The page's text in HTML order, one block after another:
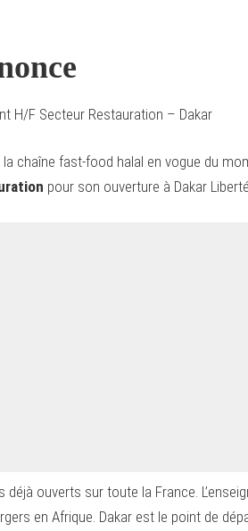
H/F Secteur Restauration – Dakar
chaîne fast-food halal en vogue du
pour son ouverture à Dakar
déjà ouverts sur toute la France.
en Afrique. Dakar est le point de